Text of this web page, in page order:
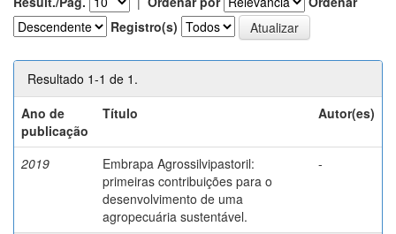
Registro(s)
Resultado 1-1 de 1.
Ano de
publicação
Título Autor(es)
2019
Embrapa Agrossilvipastoril:
primeiras contribuições para o
desenvolvimento de uma
agropecuária sustentável.
-